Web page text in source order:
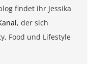
findet ihr Jessika
, der sich
Food und Lifestyle